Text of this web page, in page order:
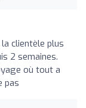
clientèle plus
2 semaines.
où tout a
pas